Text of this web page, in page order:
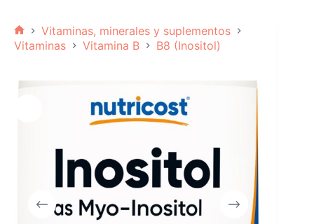
Inicio
Vitaminas, minerales y suplementos
Vitaminas
Vitamina B B8 (Inositol)